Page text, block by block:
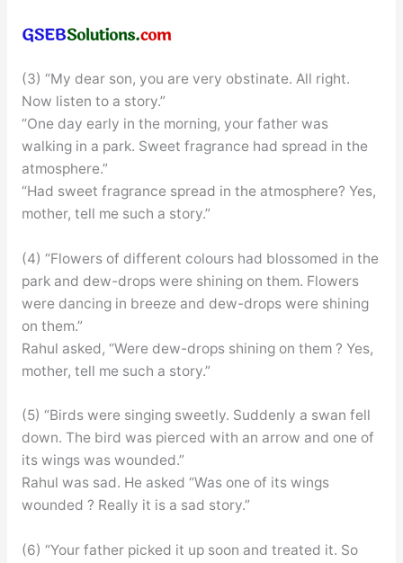
(3) “My dear son, you are very obstinate. All right.
Now listen to a story.”
“One day early in the morning, your father was
walking in a park. Sweet fragrance had spread in the
atmosphere.”
“Had sweet fragrance spread in the atmosphere? Yes,
mother, tell me such a story.”
(4) “Flowers of different colours had blossomed in the
park and dew-drops were shining on them. Flowers
were dancing in breeze and dew-drops were shining
on them.”
Rahul asked, “Were dew-drops shining on them ? Yes,
mother, tell me such a story.”
(5) “Birds were singing sweetly. Suddenly a swan fell
down. The bird was pierced with an arrow and one of
its wings was wounded.”
Rahul was sad. He asked “Was one of its wings
wounded ? Really it is a sad story.”
(6) “Your father picked it up soon and treated it. So